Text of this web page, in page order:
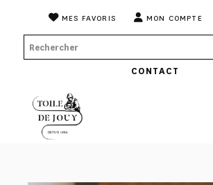
MES FAVORIS MON COMPTE
CONTACT